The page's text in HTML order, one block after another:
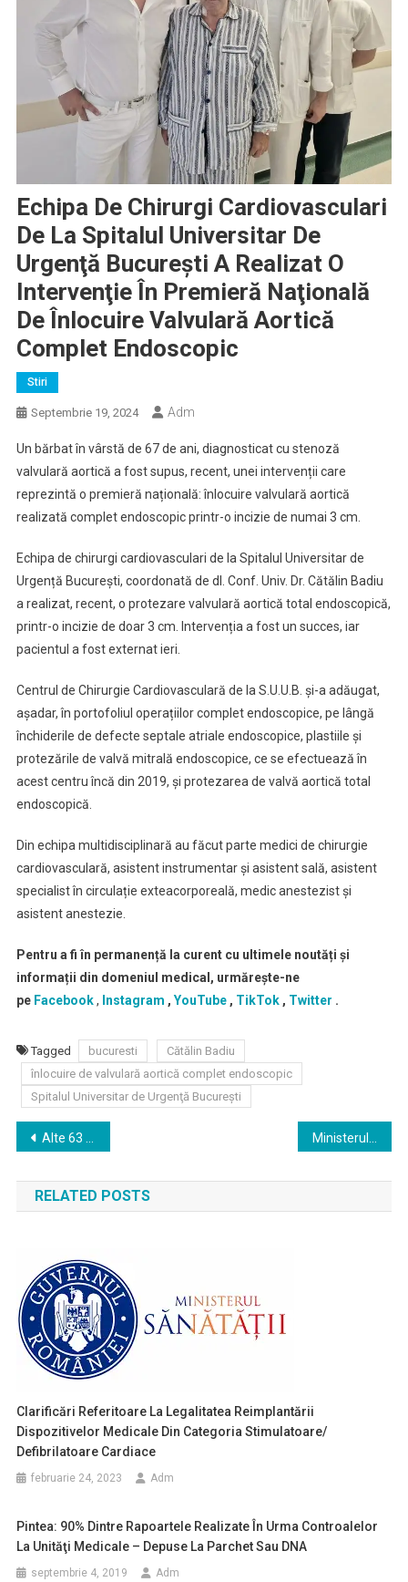
Echipa De Chirurgi Cardiovasculari
De La Spitalul Universitar De
Urgenţă Bucureşti A Realizat O
Intervenţie În Premieră Naţională
De Înlocuire Valvulară Aortică
Complet Endoscopic
Stiri
Septembrie 19, 2024 Adm
Un bărbat în vârstă de 67 de ani, diagnosticat cu stenoză
valvulară aortică a fost supus, recent, unei intervenții care
reprezintă o premieră națională: înlocuire valvulară aortică
realizată complet endoscopic printr-o incizie de numai 3 cm.
Echipa de chirurgi cardiovasculari de la Spitalul Universitar de
Urgență București, coordonată de dl. Conf. Univ. Dr. Cătălin Badiu
a realizat, recent, o protezare valvulară aortică total endoscopică,
printr-o incizie de doar 3 cm. Intervenția a fost un succes, iar
pacientul a fost externat ieri.
Centrul de Chirurgie Cardiovasculară de la S.U.U.B. și-a adăugat,
așadar, în portofoliul operațiilor complet endoscopice, pe lângă
închiderile de defecte septale atriale endoscopice, plastiile și
protezările de valvă mitrală endoscopice, ce se efectuează în
acest centru încă din 2019, și protezarea de valvă aortică total
endoscopică.
Din echipa multidisciplinară au făcut parte medici de chirurgie
cardiovasculară, asistent instrumentar și asistent sală, asistent
specialist în circulație exteacorporeală, medic anestezist și
asistent anestezie.
Pentru a fi în permanență la curent cu ultimele noutăți și
informații din domeniul medical, urmărește-ne
pe Facebook, Instagram , YouTube, TikTok, Twitter .
Tagged bucuresti
Cătălin Badiu
înlocuire de valvulară aortică complet endoscopic
Spitalul Universitar de Urgenţă Bucureşti
Navigare
în
articole
Alte 63 de cabinete medicale din București vor fi scoase la licitație cu strigare
RELATED POSTS
Clarificări Referitoare La Legalitatea Reimplantării
Dispozitivelor Medicale Din Categoria Stimulatoare/
Defibrilatoare Cardiace
februarie 24, 2023 Adm
Pintea: 90% Dintre Rapoartele Realizate În Urma Controalelor
La Unităţi Medicale – Depuse La Parchet Sau DNA
septembrie 4, 2019 Adm